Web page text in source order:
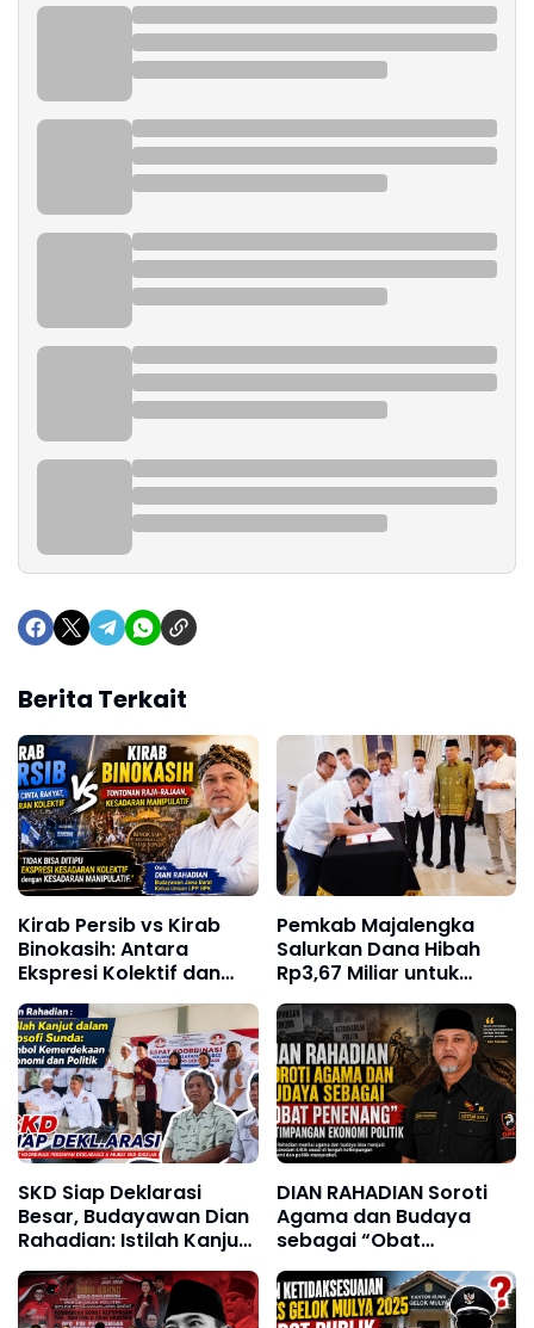
Berita Terkait
Kirab Persib vs Kirab
Binokasih: Antara
Ekspresi Kolektif dan
Simbolisme Politik
Pemkab Majalengka
Salurkan Dana Hibah
Rp3,67 Miliar untuk
Delapan Partai Politik
SKD Siap Deklarasi
Besar, Budayawan Dian
Rahadian: Istilah Kanjut
dalam Filosofi Sunda:
Simbol Kemerdekaan
Ekonomi dan Politik
DIAN RAHADIAN Soroti
Agama dan Budaya
sebagai “Obat
Penenang”
Ketimpangan Ekonomi
Politik